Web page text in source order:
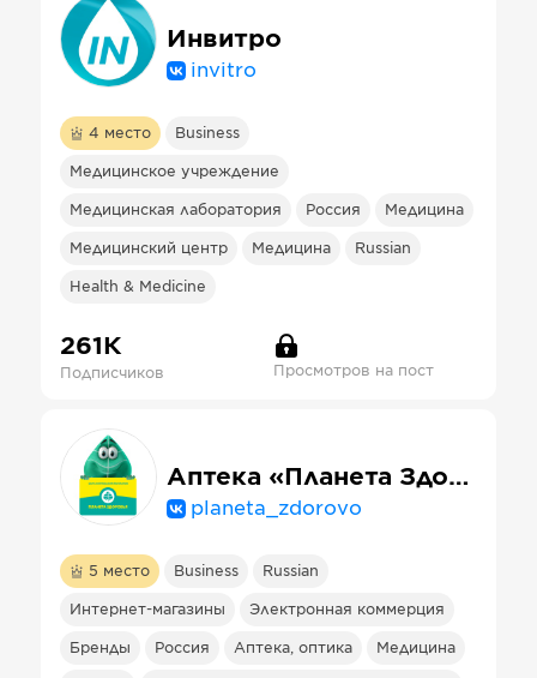
Инвитро
invitro
4 место Business
Медицинское учреждение
Медицинская лаборатория Россия Медицина
Медицинский центр Медицина Russian
Health & Medicine
261К
Подписчиков Просмотров на пост
Аптека «Планета Здоровья»
planeta_zdorovo
5 место Business Russian
Интернет-магазины Электронная коммерция
Бренды Россия Аптека, оптика Медицина